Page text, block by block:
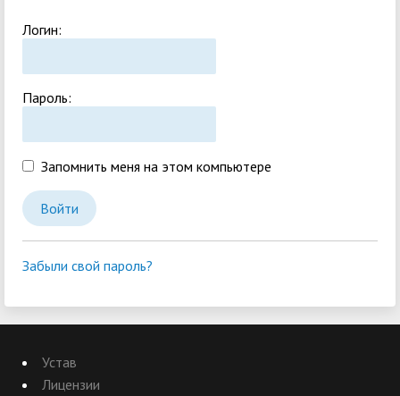
Логин:
Пароль:
Запомнить меня на этом компьютере
Забыли свой пароль?
Устав
Лицензии